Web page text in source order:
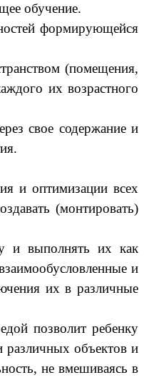
обучение.
формирующейся
(помещения,
их возрастного
свое содержание и
и оптимиза­ции всех
(монтировать)
и выполнять их как
и
их в различные
позволит ребенку
различных объектов и
не вмешиваясь в